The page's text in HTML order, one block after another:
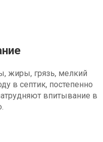
жиры, грязь, мелкий
в септик, постепенно
впитывание в